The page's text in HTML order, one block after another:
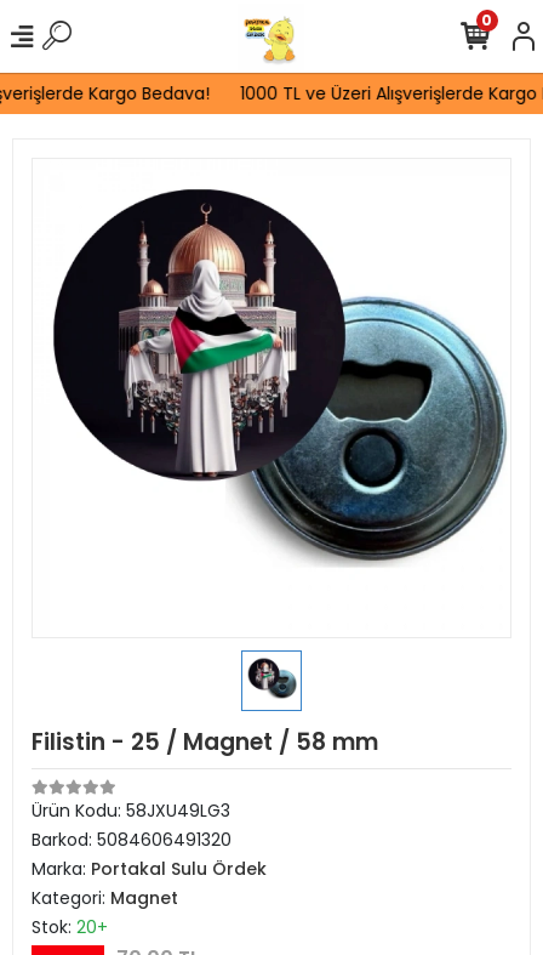
Kargo Bedava! 1000 TL ve Üzeri Alışverişlerde Kargo
0
Filistin - 25 / Magnet / 58 mm
Ürün Kodu: 58JXU49LG3
Barkod: 5084606491320
Marka: Portakal Sulu Ördek
Kategori: Magnet
Stok: 20+